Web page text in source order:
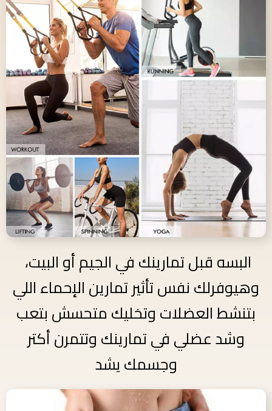
وهيوفرلك نفس تأثير تمارين الإحماء اللي
بتنشط العضلات وتخليك متحسش بتعب
وشد عضلي في تمارينك وتتمرن أكتر
وجسمك يشد